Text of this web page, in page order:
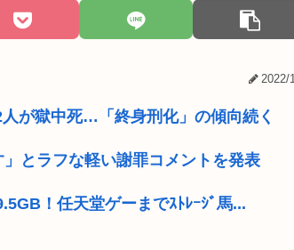
2022/
が獄中死…「終身刑化」の傾向続く
とラフな軽い謝罪コメントを発表
！任天堂ゲーまでｽﾄﾚｰｼﾞ馬...